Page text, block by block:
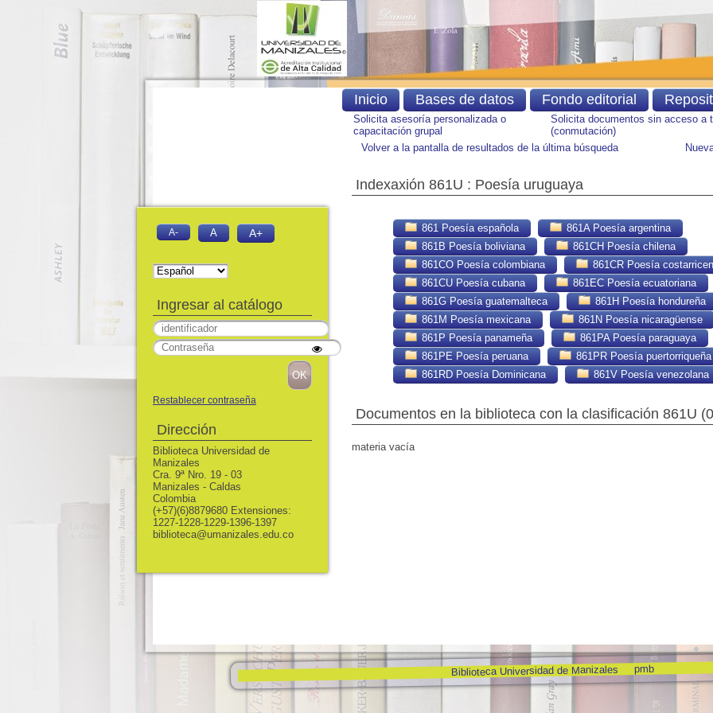
Solicita asesoría personalizada o
capacitación grupal
Solicita documentos sin acceso a
(conmutación)
Volver a la pantalla de resultados de la última búsqueda
Indexaxión 861U : Poesía uruguaya
861 Poesía española
861A Poesía argentina
861B Poesía boliviana
861CH Poesía chilena
861CO Poesía colombiana
861CR Poesía
861CU Poesía cubana
861EC Poesía ecuatoriana
861G Poesía guatemalteca
861H Poesía hondureña
861M Poesía mexicana
861N Poesía nicaragüense
861P Poesía panameña
861PA Poesía paraguaya
861PE Poesía peruana
861PR Poesía puertorriqueña
861RD Poesía Dominicana
861V Poesía venezolana
Documentos en la biblioteca con la clasificación 861U (0
materia vacía
Biblioteca Universidad de Manizales pmb
Inicio Bases de datos Fondo editorial
A- A A+
Ingresar al catálogo
Restablecer contraseña
Dirección
Biblioteca Universidad de
Manizales
Cra. 9ª Nro. 19 - 03
Manizales - Caldas
Colombia
(+57)(6)8879680 Extensiones:
1227-1228-1229-1396-1397
biblioteca@umanizales.edu.co